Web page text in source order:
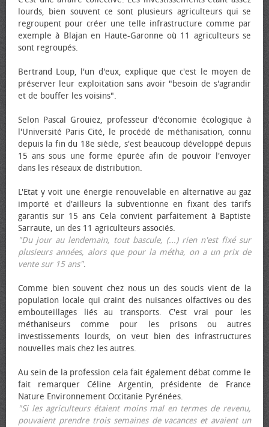
lourds, bien souvent ce sont plusieurs agriculteurs qui se
regroupent pour créer une telle infrastructure comme par
exemple à Blajan en Haute-Garonne où 11 agriculteurs se
sont regroupés.
Bertrand Loup, l'un d'eux, explique que c'est le moyen de
préserver leur exploitation sans avoir "besoin de s'agrandir
et de bouffer les voisins".
Selon Pascal Grouiez, professeur d'économie écologique à
l'Université Paris Cité, le procédé de méthanisation, connu
depuis la fin du 18e siècle, s'est beaucoup développé depuis
15 ans sous une forme épurée afin de pouvoir l'envoyer
dans les réseaux de distribution.
L'Etat y voit une énergie renouvelable en alternative au gaz
importé et d'ailleurs la subventionne en fixant des tarifs
garantis sur 15 ans Cela convient parfaitement à Baptiste
Sarraute, un des 11 agriculteurs associés.
"Du jour au lendemain, tout bascule, (...) rien n'est fixé sur
plusieurs années, alors que pour la métha, on a un prix de
vente sur 15 ans".
Comme bien souvent chez nous un des soucis vient de la
population locale qui craint des nuisances olfactives ou des
embouteillages liés au transports. C'est vrai pour les
méthaniseurs comme pour les prisons ou autres
investissements lourds, on veut bien des infrastructures
nouvelles mais chez les autres.
Au sein de la profession cela fait également débat comme le
fait remarquer Céline Argentin, présidente de France
Nature Environnement Occitanie Pyrénées.
"Si les agriculteurs étaient moins mal en termes de revenu,
pouvaient prendre trois semaines de vacances et avaient un